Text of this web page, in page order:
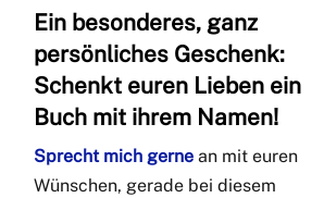
Ein besonderes, ganz
persönliches Geschenk:
Schenkt euren Lieben ein
Buch mit ihrem Namen!
Sprecht mich gerne an mit euren
Wünschen, gerade bei diesem